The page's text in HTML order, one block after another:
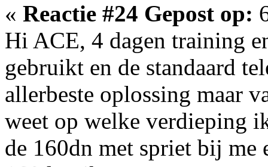
« Reactie #24 Gepost op:
Hi ACE, 4 dagen training
gebruikt en de standaard
allerbeste oplossing maar
weet op welke verdieping
de 160dn met spriet bij me